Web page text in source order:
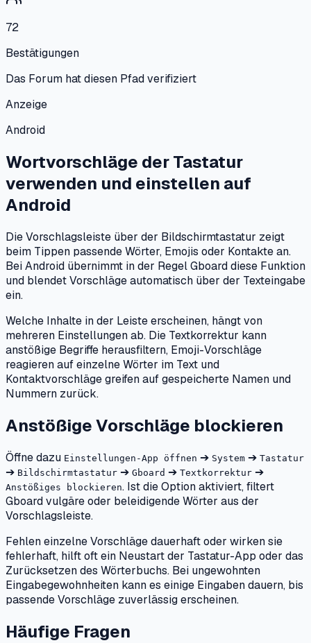
72
Bestätigungen
Das Forum hat diesen Pfad verifiziert
Anzeige
Android
Wortvorschläge der Tastatur
verwenden und einstellen auf
Android
Die Vorschlagsleiste über der Bildschirmtastatur zeigt
beim Tippen passende Wörter, Emojis oder Kontakte an.
Bei Android übernimmt in der Regel Gboard diese Funktion
und blendet Vorschläge automatisch über der Texteingabe
ein.
Welche Inhalte in der Leiste erscheinen, hängt von
mehreren Einstellungen ab. Die Textkorrektur kann
anstößige Begriffe herausfiltern, Emoji-Vorschläge
reagieren auf einzelne Wörter im Text und
Kontaktvorschläge greifen auf gespeicherte Namen und
Nummern zurück.
Anstößige Vorschläge blockieren
Öffne dazu Einstellungen-App öffnen ➔ System ➔ Tastatur
➔ Bildschirmtastatur ➔ Gboard ➔ Textkorrektur ➔
Anstößiges blockieren. Ist die Option aktiviert, filtert
Gboard vulgäre oder beleidigende Wörter aus der
Vorschlagsleiste.
Fehlen einzelne Vorschläge dauerhaft oder wirken sie
fehlerhaft, hilft oft ein Neustart der Tastatur-App oder das
Zurücksetzen des Wörterbuchs. Bei ungewohnten
Eingabegewohnheiten kann es einige Eingaben dauern, bis
passende Vorschläge zuverlässig erscheinen.
Häufige Fragen